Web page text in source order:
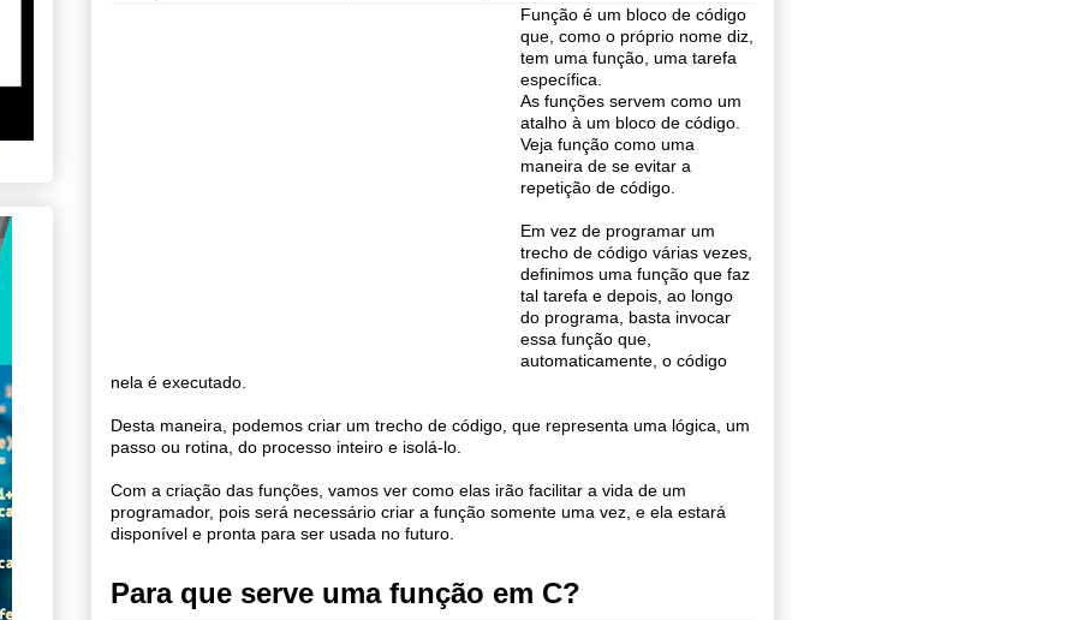
Função é um bloco de código
que, como o próprio nome diz,
tem uma função, uma tarefa
específica.
As funções servem como um
atalho à um bloco de código.
Veja função como uma
maneira de se evitar a
repetição de código.
Em vez de programar um
trecho de código várias vezes,
definimos uma função que faz
tal tarefa e depois, ao longo
do programa, basta invocar
essa função que,
automaticamente, o código
nela é executado.
Desta maneira, podemos criar um trecho de código, que representa uma lógica, um
passo ou rotina, do processo inteiro e isolá-lo.
Com a criação das funções, vamos ver como elas irão facilitar a vida de um
programador, pois será necessário criar a função somente uma vez, e ela estará
disponível e pronta para ser usada no futuro.
Para que serve uma função em C?